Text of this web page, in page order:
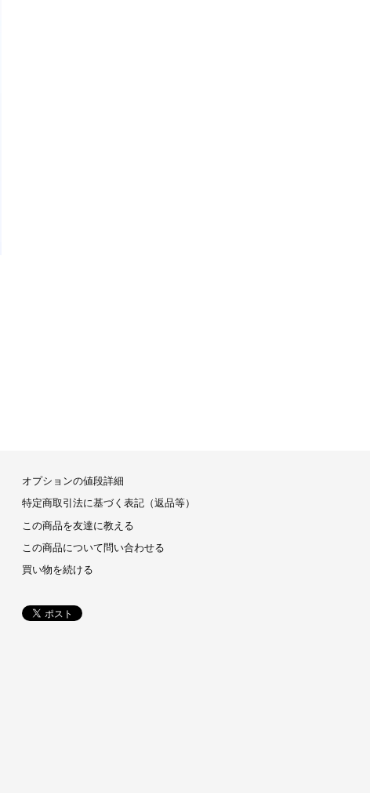
オプションの値段詳細
特定商取引法に基づく表記（返品等）
この商品を友達に教える
この商品について問い合わせる
買い物を続ける